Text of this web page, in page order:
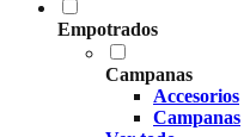
Empotrados
Campanas
Accesorios
Campanas